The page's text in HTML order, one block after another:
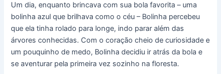
Um dia, enquanto brincava com sua bola favorita – uma
bolinha azul que brilhava como o céu – Bolinha percebeu
que ela tinha rolado para longe, indo parar além das
árvores conhecidas. Com o coração cheio de curiosidade e
um pouquinho de medo, Bolinha decidiu ir atrás da bola e
se aventurar pela primeira vez sozinho na floresta.